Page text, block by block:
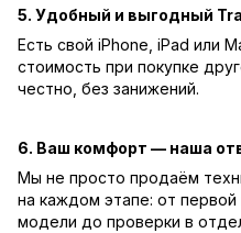
5. Удобный и выгодный
Есть свой iPhone, iPad или
стоимость при покупке
честно, без занижений.
6. Ваш комфорт — наша
Мы не просто продаём
на каждом этапе: от первой
модели до проверки в